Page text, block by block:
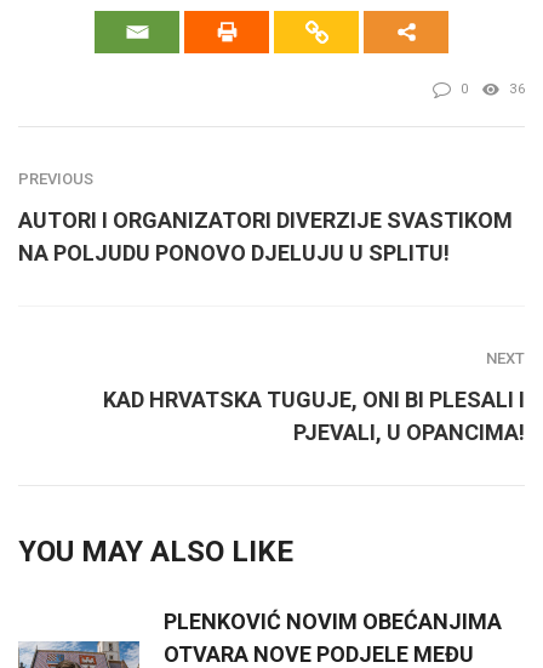
0 36
PREVIOUS
AUTORI I ORGANIZATORI DIVERZIJE SVASTIKOM
NA POLJUDU PONOVO DJELUJU U SPLITU!
NEXT
KAD HRVATSKA TUGUJE, ONI BI PLESALI I
PJEVALI, U OPANCIMA!
YOU MAY ALSO LIKE
PLENKOVIĆ NOVIM OBEĆANJIMA
OTVARA NOVE PODJELE MEĐU